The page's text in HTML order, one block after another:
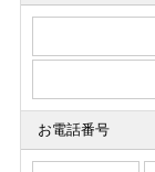
お電話番号